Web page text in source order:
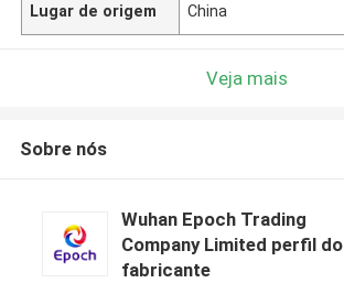
Lugar de origem China
Veja mais
Sobre nós
Wuhan Epoch Trading
Company Limited perfil do
fabricante